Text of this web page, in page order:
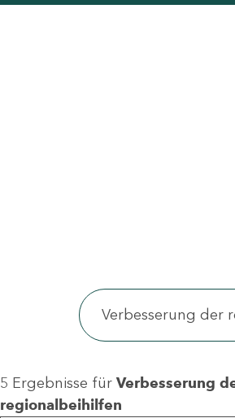
5 Ergebnisse für Verbesserung
regionalbeihilfen